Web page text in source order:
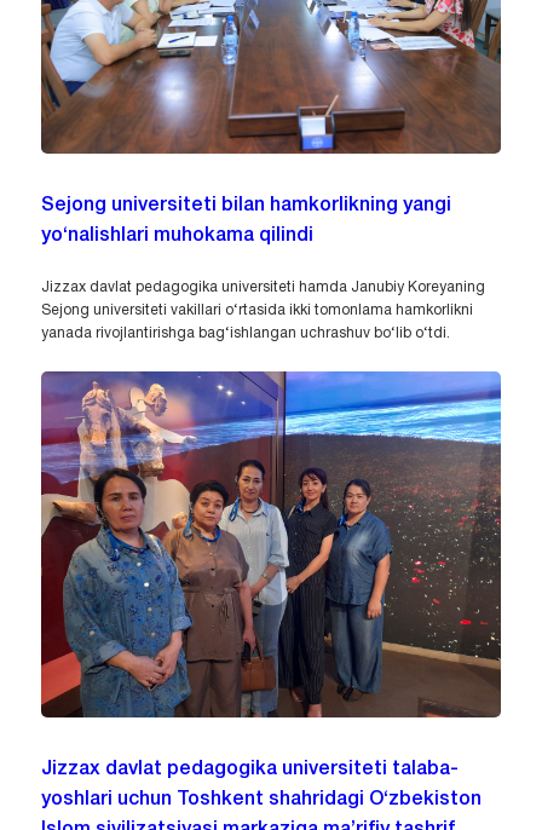
Sejong universiteti bilan hamkorlikning yangi
yo‘nalishlari muhokama qilindi
Jizzax davlat pedagogika universiteti hamda Janubiy Koreyaning
Sejong universiteti vakillari o‘rtasida ikki tomonlama hamkorlikni
yanada rivojlantirishga bag‘ishlangan uchrashuv bo‘lib o‘tdi.
Jizzax davlat pedagogika universiteti talaba-
yoshlari uchun Toshkent shahridagi O‘zbekiston